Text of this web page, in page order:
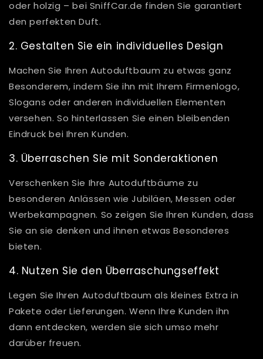
oder holzig – bei SniffCar.de finden Sie garantiert
den perfekten Duft.
2. Gestalten Sie ein individuelles Design
Machen Sie Ihren Autoduftbaum zu etwas ganz
Besonderem, indem Sie ihn mit Ihrem Firmenlogo,
Slogans oder anderen individuellen Elementen
versehen. So hinterlassen Sie einen bleibenden
Eindruck bei Ihren Kunden.
3. Überraschen Sie mit Sonderaktionen
Verschenken Sie Ihre Autoduftbäume zu
besonderen Anlässen wie Jubiläen, Messen oder
Werbekampagnen. So zeigen Sie Ihren Kunden, dass
Sie an sie denken und ihnen etwas Besonderes
bieten.
4. Nutzen Sie den Überraschungseffekt
Legen Sie Ihren Autoduftbaum als kleines Extra in
Pakete oder Lieferungen. Wenn Ihre Kunden ihn
dann entdecken, werden sie sich umso mehr
darüber freuen.